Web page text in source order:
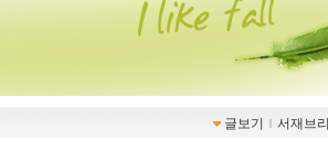
글보기 ｌ 서재브